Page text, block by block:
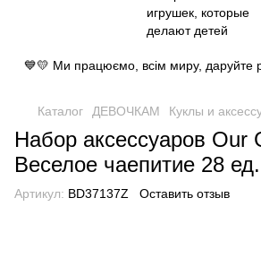
💙💛 Ми працюємо, всім миру, даруйте
Каталог ДЕВОЧКАМ Куклы и
Набор аксессуаров Our
Веселое чаепитие 28
Артикул: BD37137Z Оставить отзыв